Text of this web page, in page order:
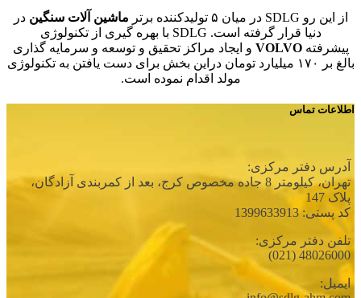
از این رو SDLG در میان ۵ تولیدکننده برتر ماشین آلات سنگین در
دنیا قرار گرفته است. SDLG با بهره گیری از تکنولوژی
پیشرفتهVOLVO و ایجاد مراکز تحقیق و توسعه و سرمایه گذاری
بالغ بر ۱۷۰ میلیارد تومان دراین بخش برای دست یافتن به تکنولوژی
مولد اقدام نموده است.
اطلاعات تماس
آدرس دفتر مرکزی:
تهران، كيلومتر 8 جاده مخصوص كرج، بعد از كمربندی آزادگان،
پلاک 147
کد پستی: 1399633913
تلفن دفتر مرکزی:
48026000 (021)
ایمیل: